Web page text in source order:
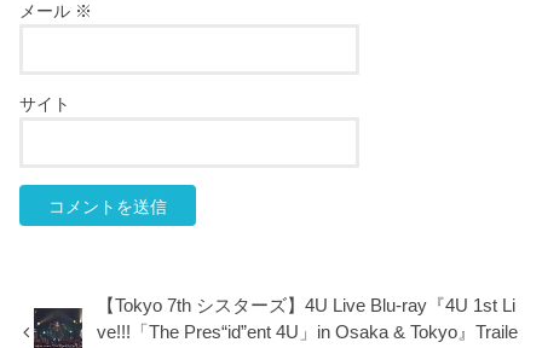
メール ※
サイト
【Tokyo 7th シスターズ】4U Live Blu-ray『4U 1st Li
ve!!!「The Pres“id”ent 4U」in Osaka & Tokyo』Traile